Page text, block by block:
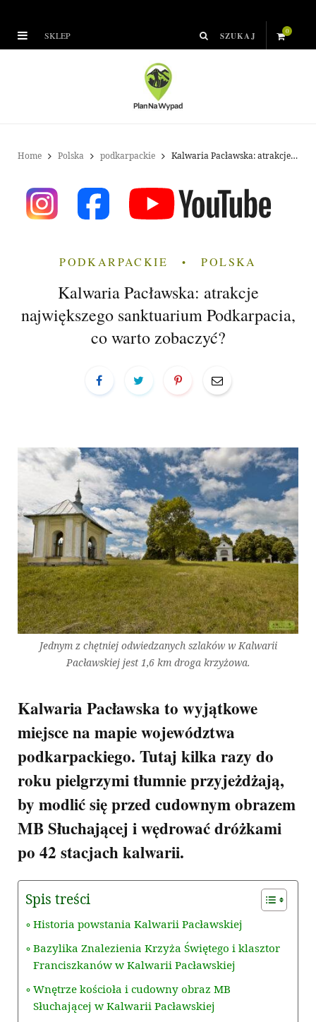
SKLEP 0
a
Home Polska podkarpackie Kalwaria Pacławska: atrakcje największego sanktuarium Podkarpacia, co warto zobaczyć?
PODKARPACKIE POLSKA
Kalwaria Pacławska: atrakcje
największego sanktuarium Podkarpacia,
co warto zobaczyć?
Jednym z chętniej odwiedzanych szlaków w Kalwarii
Pacławskiej jest 1,6 km droga krzyżowa.
Kalwaria Pacławska to wyjątkowe
miejsce na mapie województwa
podkarpackiego. Tutaj kilka razy do
roku pielgrzymi tłumnie przyjeżdżają,
by modlić się przed cudownym obrazem
MB Słuchającej i wędrować dróżkami
po 42 stacjach kalwarii.
Spis treści
Historia powstania Kalwarii Pacławskiej
Bazylika Znalezienia Krzyża Świętego i klasztor
Franciszkanów w Kalwarii Pacławskiej
Wnętrze kościoła i cudowny obraz MB
Słuchającej w Kalwarii Pacławskiej